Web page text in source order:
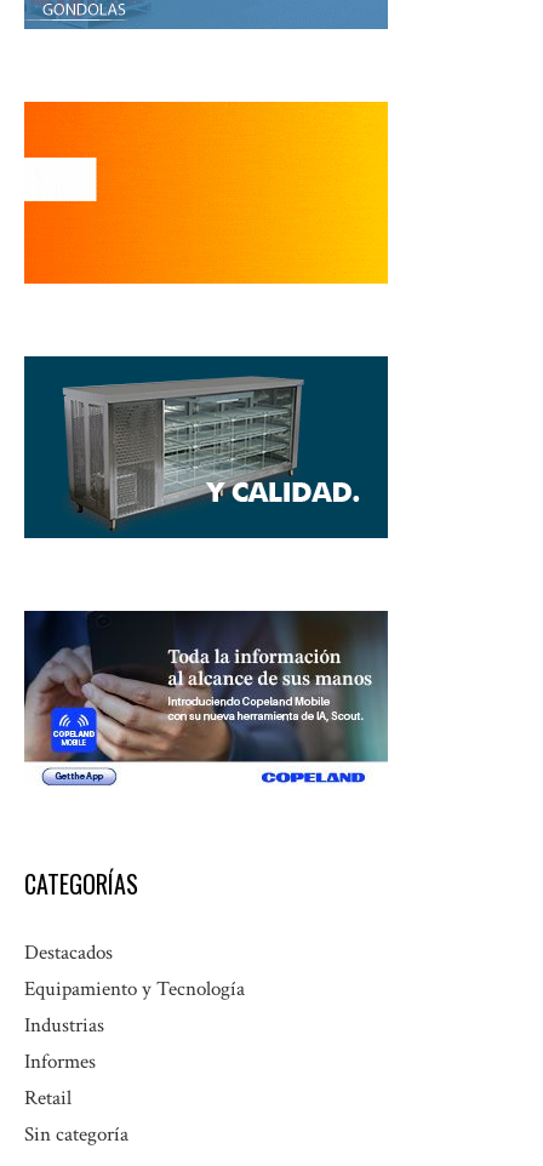
CATEGORÍAS
Destacados
Equipamiento y Tecnología
Industrias
Informes
Retail
Sin categoría